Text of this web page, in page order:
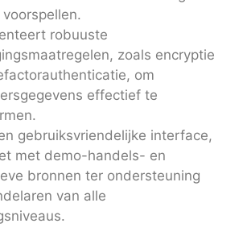
robuuste
zoals encryptie
om
effectief te
gebruiksvriendelijke interface,
met demo-handels- en
bronnen ter ondersteuning
van alle